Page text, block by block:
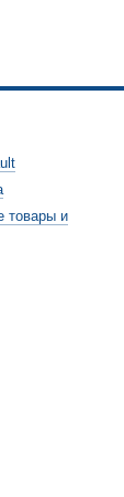
товары и